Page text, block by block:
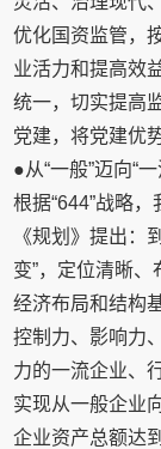
优化国资监管，
业活力和提高效
统一，切实提高
党建，将党建优
●从“一般”迈向“一
根据“644”战略
《规划》提出：
变”，定位清晰
经济布局和结构
控制力、影响力
力的一流企业、
实现从一般企业
企业资产总额达